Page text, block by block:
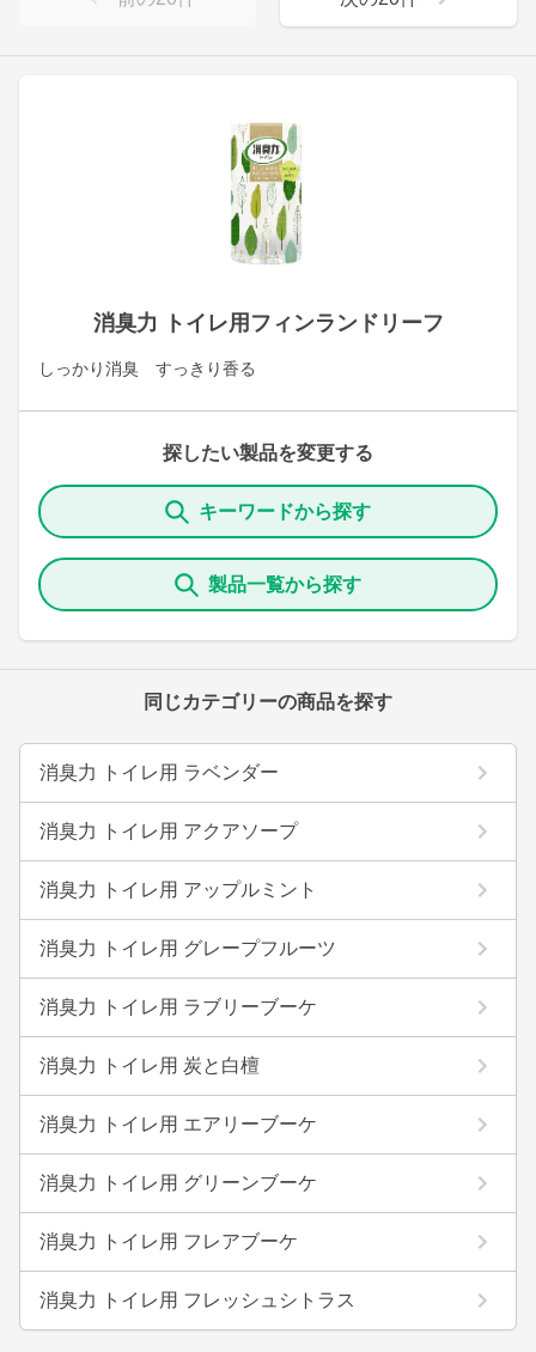
消臭力 トイレ用フィンランドリーフ
しっかり消臭 すっきり香る
探したい製品を変更する
キーワードから探す
製品一覧から探す
同じカテゴリーの商品を探す
消臭力 トイレ用 ラベンダー
消臭力 トイレ用 アクアソープ
消臭力 トイレ用 アップルミント
消臭力 トイレ用 グレープフルーツ
消臭力 トイレ用 ラブリーブーケ
消臭力 トイレ用 炭と白檀
消臭力 トイレ用 エアリーブーケ
消臭力 トイレ用 グリーンブーケ
消臭力 トイレ用 フレアブーケ
消臭力 トイレ用 フレッシュシトラス